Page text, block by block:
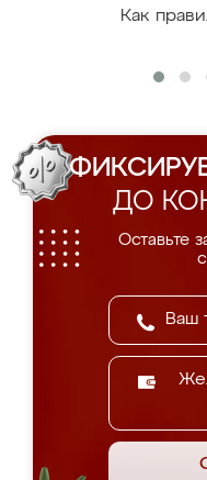
Как
ДО
Оставьте